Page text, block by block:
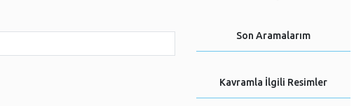
Son Aramalarım
Kavramla İlgili Resimler